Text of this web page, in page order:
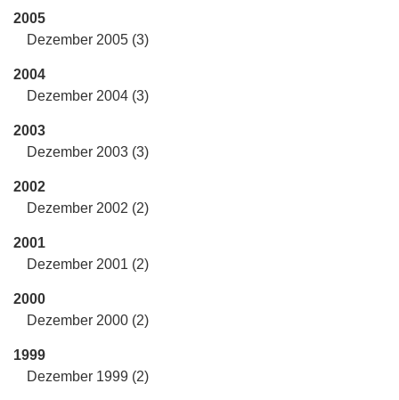
2005
Dezember 2005 (3)
2004
Dezember 2004 (3)
2003
Dezember 2003 (3)
2002
Dezember 2002 (2)
2001
Dezember 2001 (2)
2000
Dezember 2000 (2)
1999
Dezember 1999 (2)